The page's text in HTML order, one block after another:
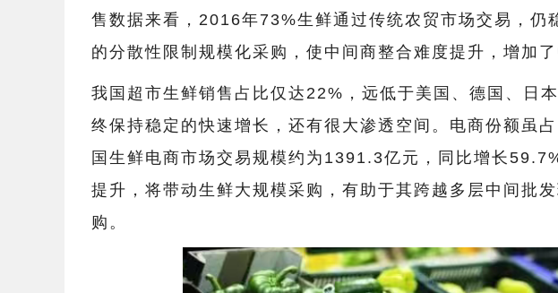
售数据来看，2016年73%生鲜通过传统农贸市场交易，仍
的分散性限制规模化采购，使中间商整合难度提升，增加了
我国超市生鲜销售占比仅达22%，远低于美国、德国、日
终保持稳定的快速增长，还有很大渗透空间。电商份额虽
国生鲜电商市场交易规模约为1391.3亿元，同比增长
提升，将带动生鲜大规模采购，有助于其跨越多层中间批
购。